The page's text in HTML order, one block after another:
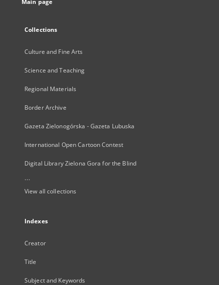
Main page
Collections
Culture and Fine Arts
Science and Teaching
Regional Materials
Border Archive
Gazeta Zielonogórska - Gazeta Lubuska
International Open Cartoon Contest
Digital Library Zielona Gora for the Blind
...
View all collections
Indexes
Creator
Title
Subject and Keywords